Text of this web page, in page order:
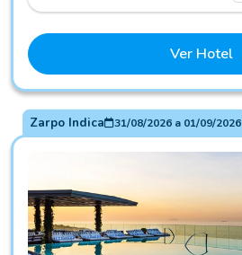
Ver Hotel
Zarpo Indica 31/08/2026a 01/09/2026